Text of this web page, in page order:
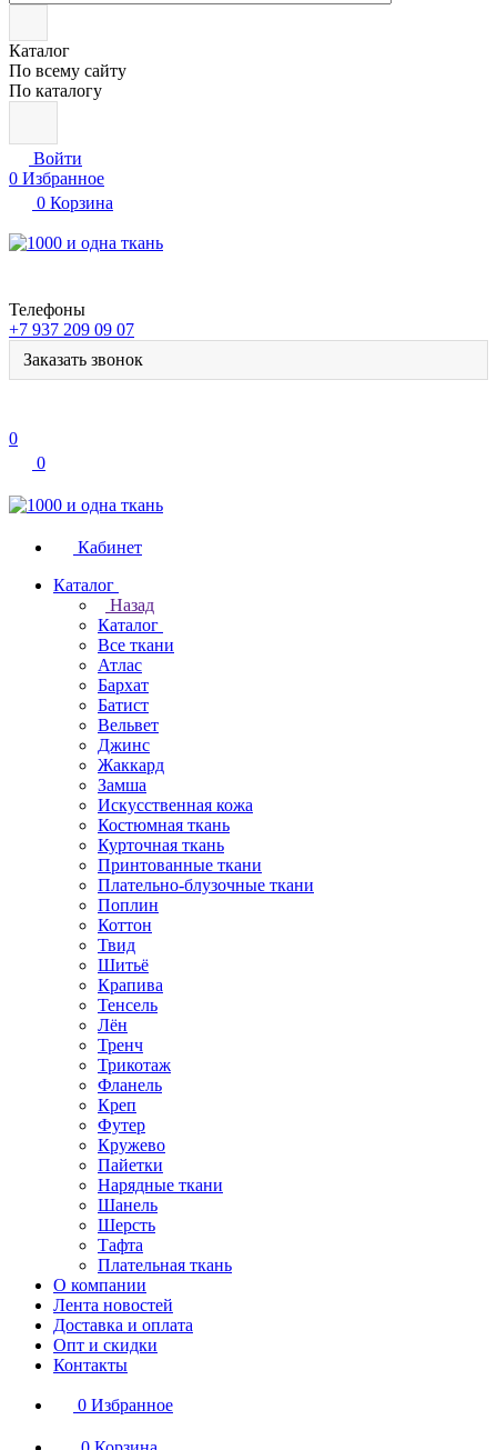
Каталог
По всему сайту
По каталогу
Войти
0 Избранное
0 Корзина
Телефоны
+7 937 209 09 07
Заказать звонок
0
0
Кабинет
Каталог
Назад
Каталог
Все ткани
Атлас
Бархат
Батист
Вельвет
Джинс
Жаккард
Замша
Искусственная кожа
Костюмная ткань
Курточная ткань
Принтованные ткани
Плательно-блузочные ткани
Поплин
Коттон
Твид
Шитьё
Крапива
Тенсель
Лён
Тренч
Трикотаж
Фланель
Креп
Футер
Кружево
Пайетки
Нарядные ткани
Шанель
Шерсть
Тафта
Плательная ткань
О компании
Лента новостей
Доставка и оплата
Опт и скидки
Контакты
0 Избранное